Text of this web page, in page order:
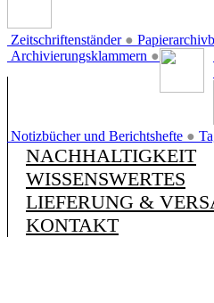
Zeitschriftenständer ●
Archivierungsklammern ●
Notizbücher und Berichtshefte ●
NACHHALTIGKEIT
WISSENSWERTES
LIEFERUNG &
KONTAKT